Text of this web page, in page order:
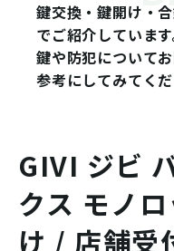
鍵交換・鍵開け・
でご紹介しています
鍵や防犯について
参考にしてみてくだ
GIVI ジビ
クス モノ
け / 店舗受